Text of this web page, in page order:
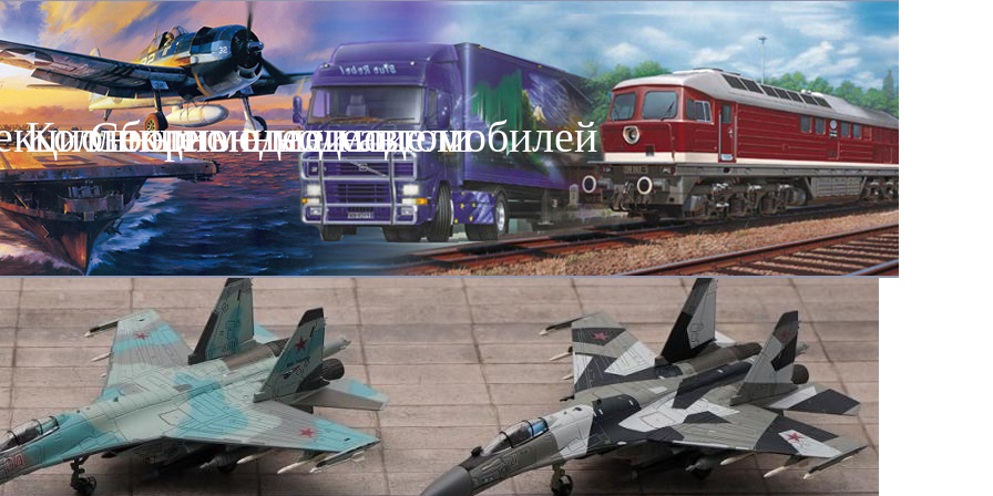
Сборные модели
модели автомобилей
Коллекционные модели